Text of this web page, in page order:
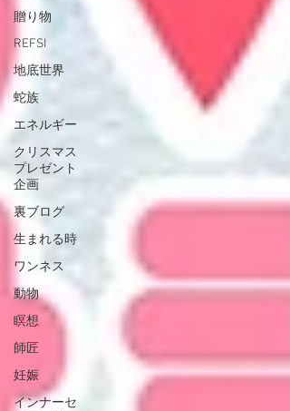
贈り物
REFSI
地底世界
蛇族
エネルギー
クリスマス
プレゼント
企画
裏ブログ
生まれる時
ワンネス
動物
瞑想
師匠
妊娠
インナーセ